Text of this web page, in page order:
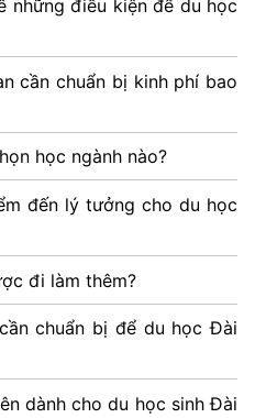
những điều kiện để du học
cần chuẩn bị kinh phí bao
học ngành nào?
đến lý tưởng cho du học
đi làm thêm?
chuẩn bị để du học Đài
dành cho du học sinh Đài